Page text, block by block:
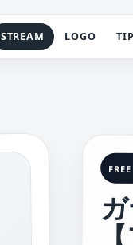
STREAM LOGO